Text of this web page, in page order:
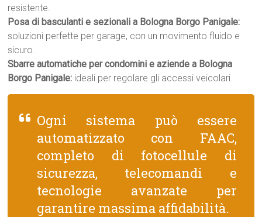
resistente.
Posa di basculanti e sezionali a Bologna Borgo Panigale:
soluzioni perfette per garage, con un movimento fluido e
sicuro.
Sbarre automatiche per condomini e aziende a Bologna
Borgo Panigale: ideali per regolare gli accessi veicolari.
Ogni sistema può essere
automatizzato con FAAC,
completo di fotocellule di
sicurezza, telecomandi e
tecnologie avanzate per
garantire massima affidabilità.